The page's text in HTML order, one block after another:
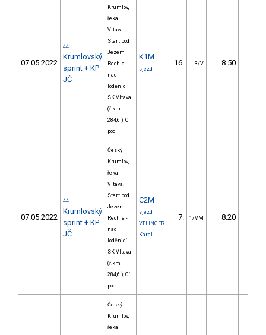
07.05.2022
44
Krumlovský
sprint + KP
JČ
Krumlov,
řeka
Vltava.
Start pod
Jezem
Rechle -
nad
loděnicí
SK Vltava
(ř.km
284,6 ), Cíl
pod l
K1M
sjezd
16. 3/V 8.50
07.05.2022
44
Krumlovský
sprint + KP
JČ
Český
Krumlov,
řeka
Vltava.
Start pod
Jezem
Rechle -
nad
loděnicí
SK Vltava
(ř.km
284,6 ), Cíl
pod l
C2M
sjezd
VELINGER
Karel
7. 1/VM 8.20
Český
Krumlov,
řeka